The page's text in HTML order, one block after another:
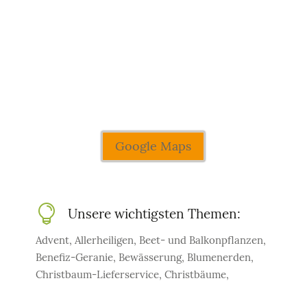
Google Maps
 Unsere wichtigsten Themen:
Advent, Allerheiligen, Beet- und Balkonpflanzen,
Benefiz-Geranie, Bewässerung, Blumenerden,
Christbaum-Lieferservice, Christbäume,